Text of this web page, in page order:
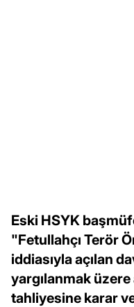
Eski HSYK
"Fetullahçı Terör
iddiasıyla açılan
yargılanmak
tahliyesine karar